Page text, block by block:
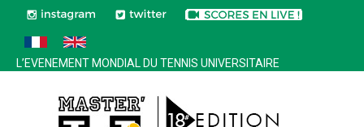
L’EVENEMENT MONDIAL DU TENNIS UNIVERSITAIRE